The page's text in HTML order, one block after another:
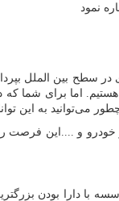
نمود
بین الملل
اما برای شما
می‌توانید به این
و ....این فرصت
بیش از 120 رشته تخصصی در حوزه های مالی و